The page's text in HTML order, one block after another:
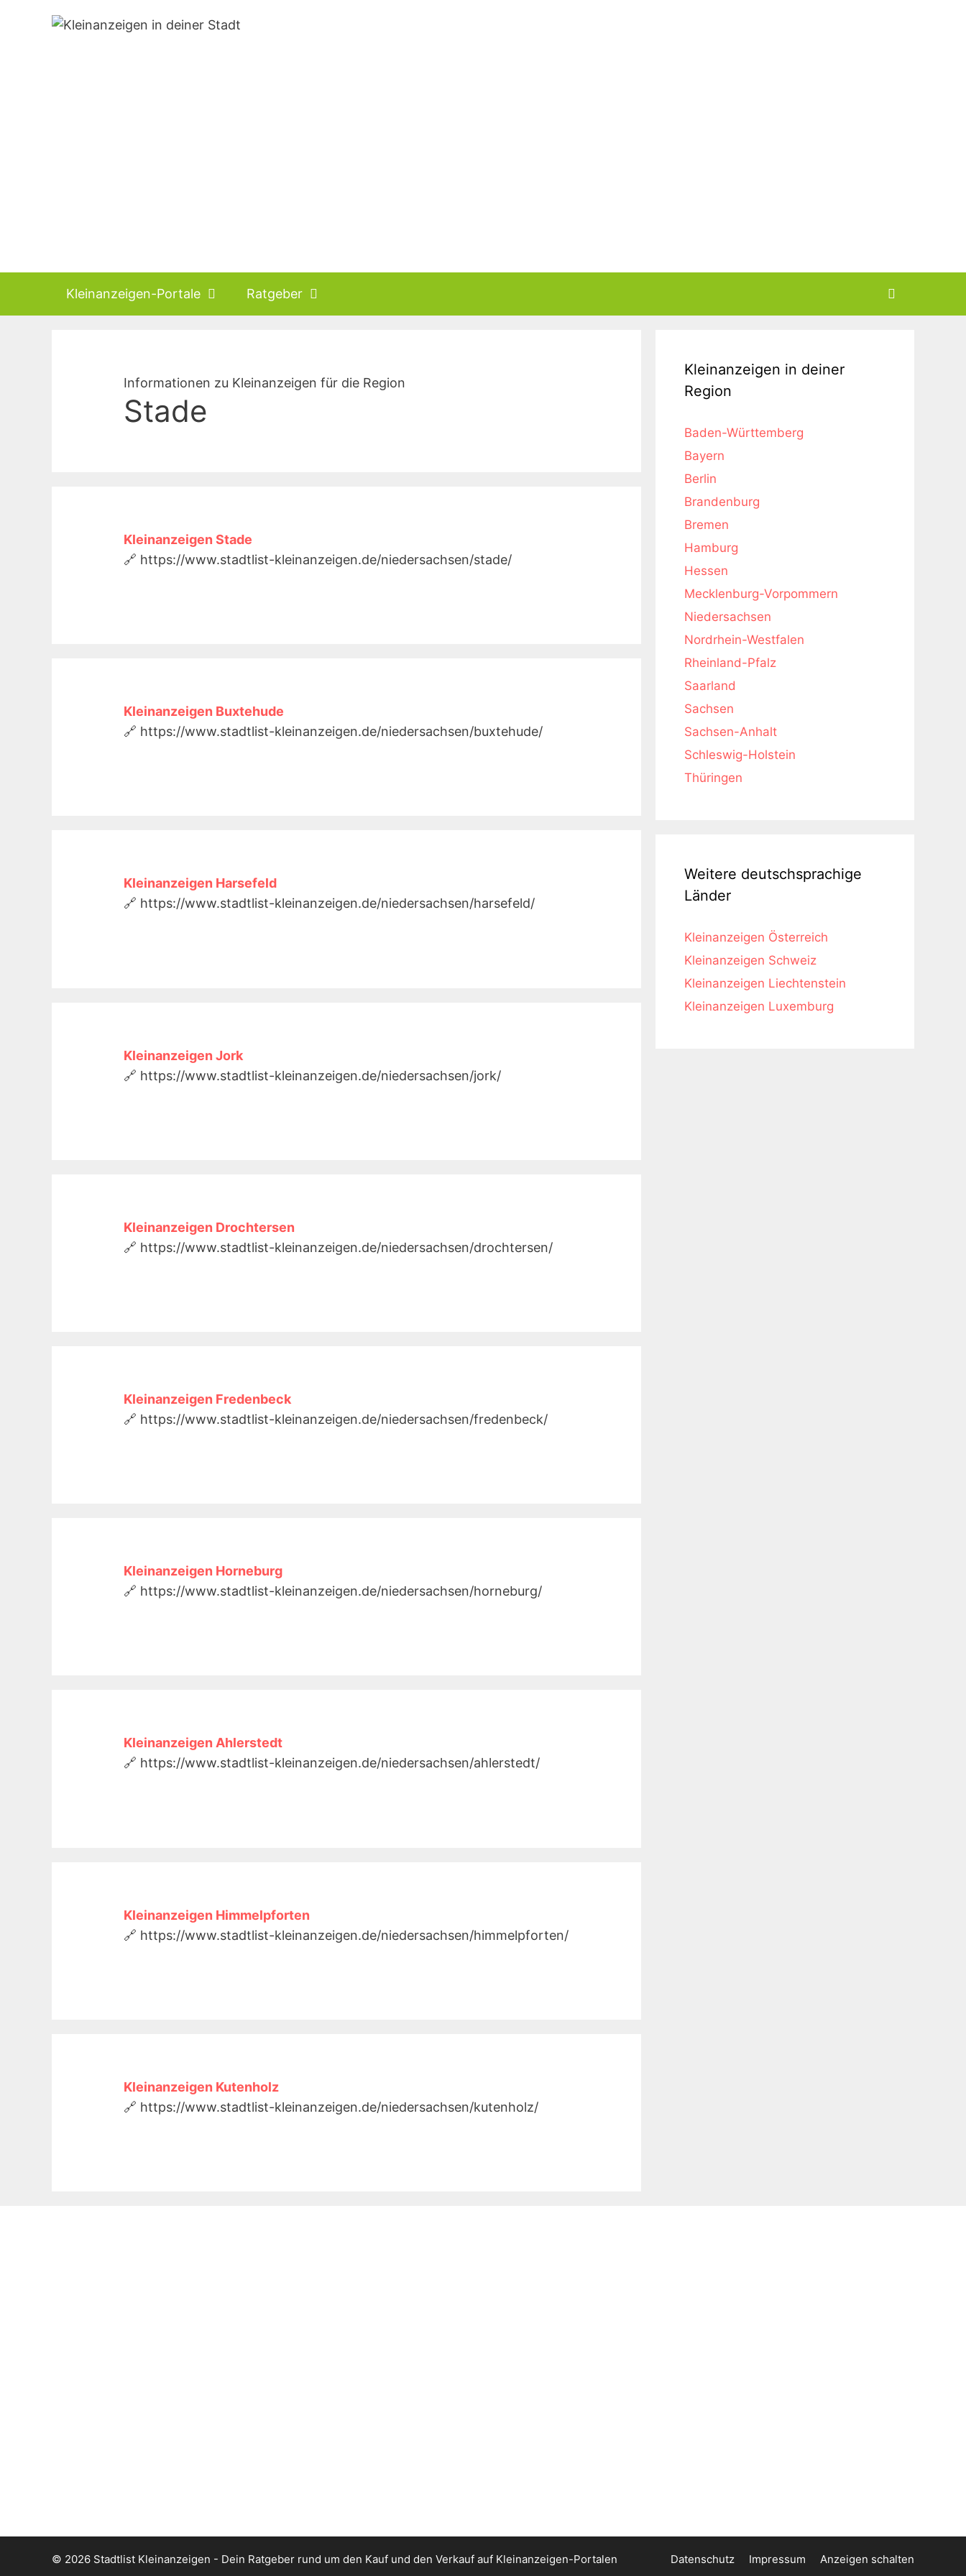
Kleinanzeigen-Portale Ratgeber
Informationen zu Kleinanzeigen für die Region
Stade
Kleinanzeigen Stade
🔗 https://www.stadtlist-kleinanzeigen.de/niedersachsen/stade/
Kleinanzeigen Buxtehude
🔗 https://www.stadtlist-kleinanzeigen.de/niedersachsen/buxtehude/
Kleinanzeigen Harsefeld
🔗 https://www.stadtlist-kleinanzeigen.de/niedersachsen/harsefeld/
Kleinanzeigen Jork
🔗 https://www.stadtlist-kleinanzeigen.de/niedersachsen/jork/
Kleinanzeigen Drochtersen
🔗 https://www.stadtlist-kleinanzeigen.de/niedersachsen/drochtersen/
Kleinanzeigen Fredenbeck
🔗 https://www.stadtlist-kleinanzeigen.de/niedersachsen/fredenbeck/
Kleinanzeigen Horneburg
🔗 https://www.stadtlist-kleinanzeigen.de/niedersachsen/horneburg/
Kleinanzeigen Ahlerstedt
🔗 https://www.stadtlist-kleinanzeigen.de/niedersachsen/ahlerstedt/
Kleinanzeigen Himmelpforten
🔗 https://www.stadtlist-kleinanzeigen.de/niedersachsen/himmelpforten/
Kleinanzeigen Kutenholz
🔗 https://www.stadtlist-kleinanzeigen.de/niedersachsen/kutenholz/
Kleinanzeigen in deiner
Region
Baden-Württemberg
Bayern
Berlin
Brandenburg
Bremen
Hamburg
Hessen
Mecklenburg-Vorpommern
Niedersachsen
Nordrhein-Westfalen
Rheinland-Pfalz
Saarland
Sachsen
Sachsen-Anhalt
Schleswig-Holstein
Thüringen
Weitere deutschsprachige
Länder
Kleinanzeigen Österreich
Kleinanzeigen Schweiz
Kleinanzeigen Liechtenstein
Kleinanzeigen Luxemburg
Datenschutz Impressum Anzeigen schalten
© 2026 Stadtlist Kleinanzeigen - Dein Ratgeber rund um den Kauf und den Verkauf auf Kleinanzeigen-Portalen